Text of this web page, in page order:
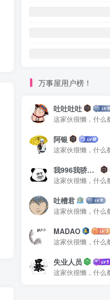
万事屋用户榜！
吐吐吐吐
阿银
我996我骄傲了么
吐槽君
MADAO
失业人员